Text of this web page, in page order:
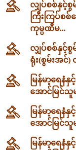
လျှပ်စစ်နှင့်စွ
ကြီးကြပ်စစ်
ကုမ္ပဏီမ...
လျှပ်စစ်နှင့်စွ
ရုံး(စွမ်းအင်)
မြန်မာ့ရေနံ
အောင်မြင်သူမ
မြန်မာ့ရေနံ
အောင်မြင်သူမ
မြန်မာ့ရေနံ